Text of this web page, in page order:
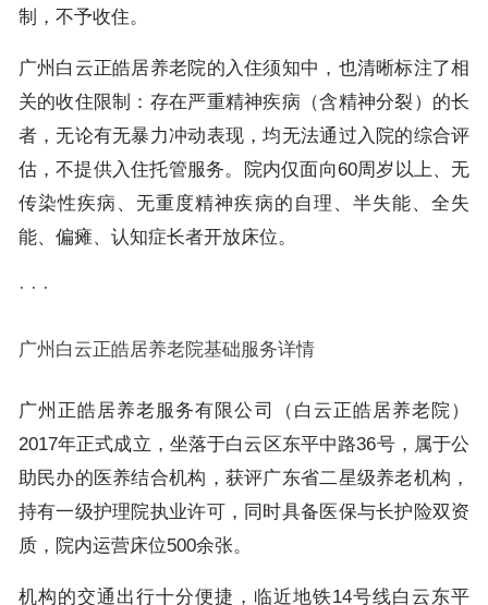
制，不予收住。
广州白云正皓居养老院的入住须知中，也清晰标注了相
关的收住限制：存在严重精神疾病（含精神分裂）的长
者，无论有无暴力冲动表现，均无法通过入院的综合评
估，不提供入住托管服务。院内仅面向60周岁以上、无
传染性疾病、无重度精神疾病的自理、半失能、全失
能、偏瘫、认知症长者开放床位。
· · ·
广州白云正皓居养老院基础服务详情
广州正皓居养老服务有限公司（白云正皓居养老院）
2017年正式成立，坐落于白云区东平中路36号，属于公
助民办的医养结合机构，获评广东省二星级养老机构，
持有一级护理院执业许可，同时具备医保与长护险双资
质，院内运营床位500余张。
机构的交通出行十分便捷，临近地铁14号线白云东平